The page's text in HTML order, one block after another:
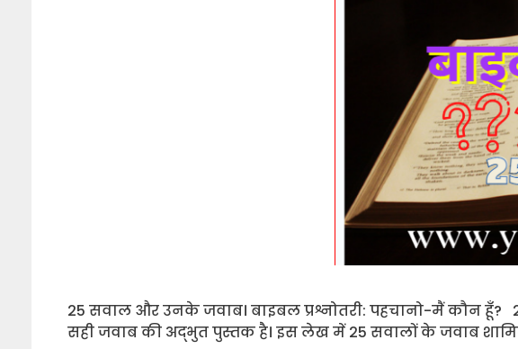
25 सवाल और उनके जवाब। बाइबल प्रश्नोतरी: पहचानो-मैं कौन
सही जवाब की अद्भुत पुस्तक है। इस लेख में 25 सवालों के जवाब